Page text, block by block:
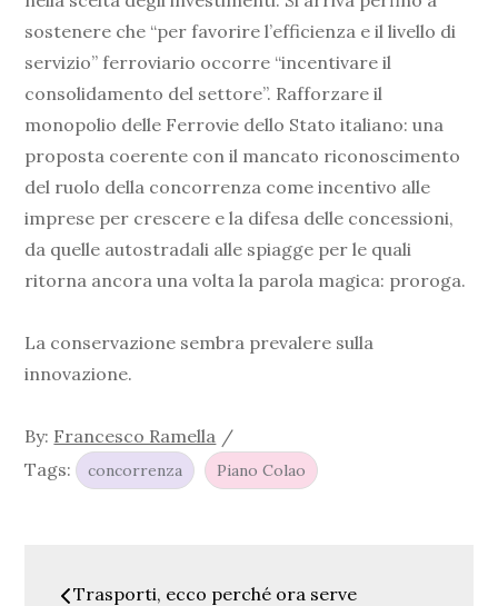
sostenere che “per favorire l’efficienza e il livello di
servizio” ferroviario occorre “incentivare il
consolidamento del settore”. Rafforzare il
monopolio delle Ferrovie dello Stato italiano: una
proposta coerente con il mancato riconoscimento
del ruolo della concorrenza come incentivo alle
imprese per crescere e la difesa delle concessioni,
da quelle autostradali alle spiagge per le quali
ritorna ancora una volta la parola magica: proroga.
La conservazione sembra prevalere sulla
innovazione.
By: Francesco Ramella
Tags:
concorrenza Piano Colao
Navigazione
Trasporti, ecco perché ora serve